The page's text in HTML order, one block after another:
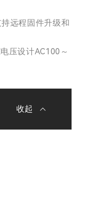
远程固件升级和
压设计AC100～